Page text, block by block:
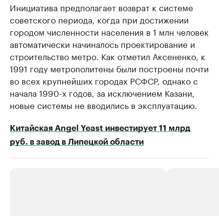
Инициатива предполагает возврат к системе
советского периода, когда при достижении
городом численности населения в 1 млн человек
автоматически начиналось проектирование и
строительство метро. Как отметил Аксененко, к
1991 году метрополитены были построены почти
во всех крупнейших городах РСФСР, однако с
начала 1990-х годов, за исключением Казани,
новые системы не вводились в эксплуатацию.
Китайская Angel Yeast инвестирует 11 млрд
руб. в завод в Липецкой области